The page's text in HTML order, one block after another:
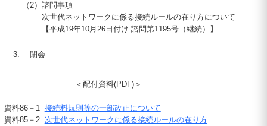
（2） 諮問事項
次世代ネットワークに係る接続ルールの在り方について
【平成19年10月 26日付け 諮問第1195号（継続）】
閉会
＜配付資料(PDF)＞
資料86－1 接続料規則等の一部改正について
資料85－2 次世代ネットワークに係る接続ルールの在り方